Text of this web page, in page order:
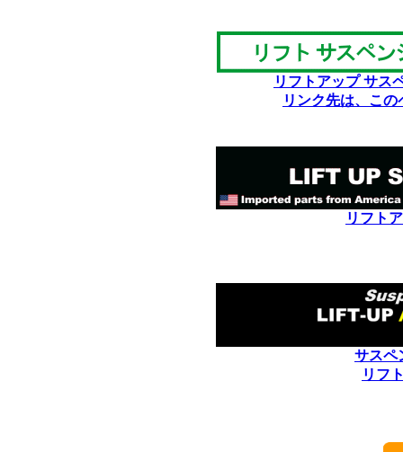
リフトアップ サス
リンク先は、こ
リフト
サスペ
リフ